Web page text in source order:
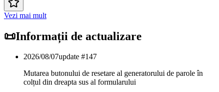
Vezi mai mult
📜Informații de actualizare
2026/08/07update #147
Mutarea butonului de resetare al generatorului de parole în
colțul din dreapta sus al formularului